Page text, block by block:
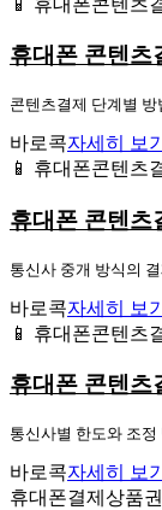
휴대폰 콘텐츠
콘텐츠결제 단계별
바로콕자세히 보기
📱 휴대폰콘텐츠
휴대폰 콘텐츠
통신사 중개 방식의
바로콕자세히 보기
📱 휴대폰콘텐츠
휴대폰 콘텐츠
통신사별 한도와 조
바로콕자세히 보기
휴대폰결제상품권